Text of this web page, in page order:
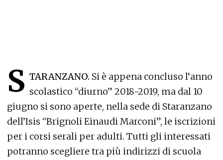
S TARANZANO. Si è appena concluso l’anno
scolastico “diurno” 2018-2019, ma dal 10
giugno si sono aperte, nella sede di Staranzano
dell’Isis “Brignoli Einaudi Marconi”, le iscrizioni
per i corsi serali per adulti. Tutti gli interessati
potranno scegliere tra più indirizzi di scuola